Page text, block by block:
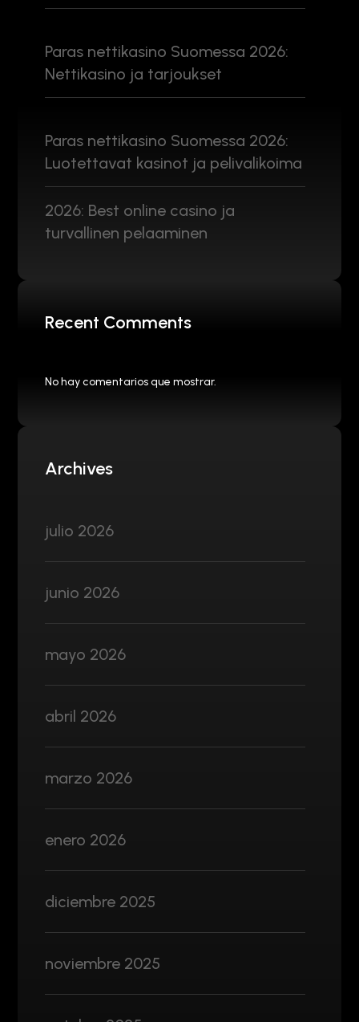
Paras nettikasino Suomessa 2026:
Nettikasino ja tarjoukset
Paras nettikasino Suomessa 2026:
Luotettavat kasinot ja pelivalikoima
2026: Best online casino ja
turvallinen pelaaminen
Recent Comments
No hay comentarios que mostrar.
Archives
julio 2026
junio 2026
mayo 2026
abril 2026
marzo 2026
enero 2026
diciembre 2025
noviembre 2025